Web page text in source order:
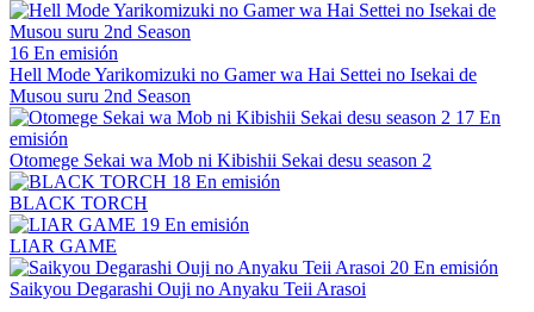
16 En emisión
Hell Mode Yarikomizuki no Gamer wa Hai Settei no Isekai de
Musou suru 2nd Season
17 En
emisión
Otomege Sekai wa Mob ni Kibishii Sekai desu season 2
18 En emisión
BLACK TORCH
19 En emisión
LIAR GAME
20 En emisión
Saikyou Degarashi Ouji no Anyaku Teii Arasoi